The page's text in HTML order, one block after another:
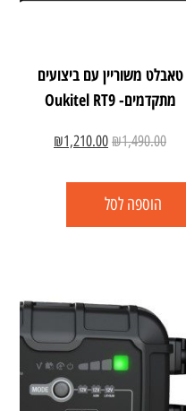
טאבלט משוריין עם ביצועים
מתקדמים- Oukitel RT9
₪1,490.00
₪1,210.00
הוספה לסל